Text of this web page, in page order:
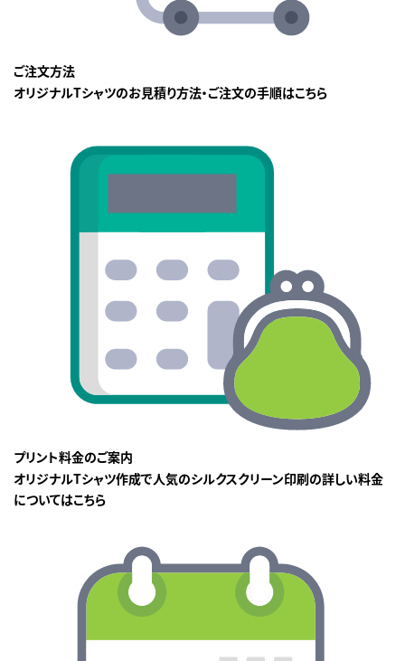
ご注文方法
オリジナルTシャツのお見積り方法・ご注文の手順はこちら
プリント料金のご案内
オリジナルTシャツ作成で人気のシルクスクリーン印刷の詳しい料金
についてはこちら